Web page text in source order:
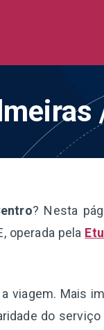
? Nesta
operada pela
viagem. Mais
do serviço